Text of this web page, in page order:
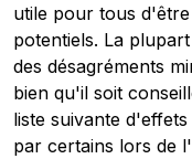
utile pour tous
potentiels. La
des désagréments
bien qu'il soit
liste suivante
par certains lors de